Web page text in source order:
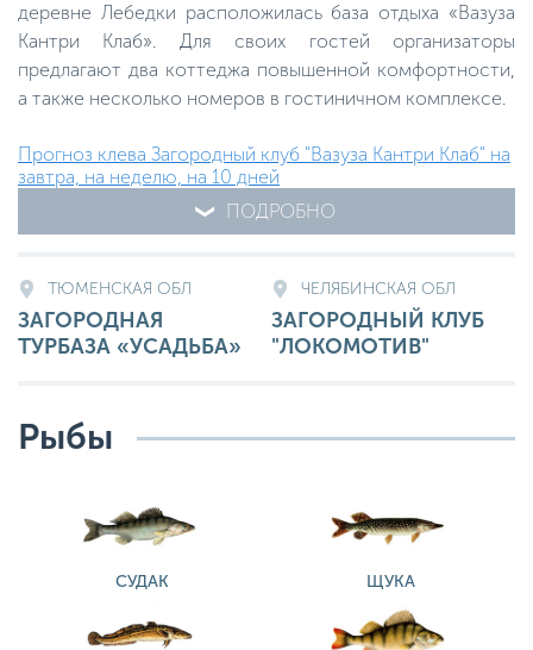
деревне Лебедки расположилась база отдыха «Вазуза
Кантри Клаб». Для своих гостей организаторы
предлагают два коттеджа повышенной комфортности,
а также несколько номеров в гостиничном комплексе.
Прогноз клева Загородный клуб "Вазуза Кантри Клаб" на
завтра, на неделю, на 10 дней
ПОДРОБНО
ТЮМЕНСКАЯ ОБЛ
ЗАГОРОДНАЯ
ТУРБАЗА «УСАДЬБА»
ЧЕЛЯБИНСКАЯ ОБЛ
ЗАГОРОДНЫЙ КЛУБ
"ЛОКОМОТИВ"
Рыбы
СУДАК ЩУКА